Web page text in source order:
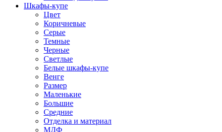
Шкафы-купе
Цвет
Коричневые
Серые
Темные
Черные
Светлые
Белые шкафы-купе
Венге
Размер
Маленькие
Большие
Средние
Отделка и материал
МДФ